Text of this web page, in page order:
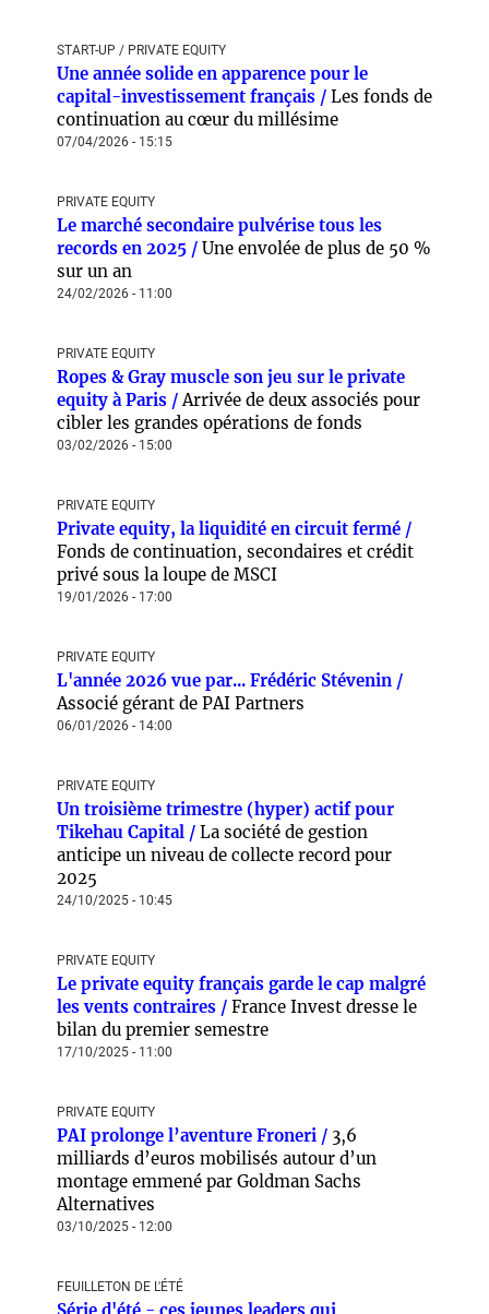
START-UP / PRIVATE EQUITY
Une année solide en apparence pour le
capital-investissement français / Les fonds de
continuation au cœur du millésime
07/04/2026 - 15:15
PRIVATE EQUITY
Le marché secondaire pulvérise tous les
records en 2025 / Une envolée de plus de 50 %
sur un an
24/02/2026 - 11:00
PRIVATE EQUITY
Ropes & Gray muscle son jeu sur le private
equity à Paris /Arrivée de deux associés pour
cibler les grandes opérations de fonds
03/02/2026 - 15:00
PRIVATE EQUITY
Private equity, la liquidité en circuit fermé /
Fonds de continuation, secondaires et crédit
privé sous la loupe de MSCI
19/01/2026 - 17:00
PRIVATE EQUITY
L'année 2026 vue par... Frédéric Stévenin /
Associé gérant de PAI Partners
06/01/2026 - 14:00
PRIVATE EQUITY
Un troisième trimestre (hyper) actif pour
Tikehau Capital / La société de gestion
anticipe un niveau de collecte record pour
2025
24/10/2025 - 10:45
PRIVATE EQUITY
Le private equity français garde le cap malgré
les vents contraires / France Invest dresse le
bilan du premier semestre
17/10/2025 - 11:00
PRIVATE EQUITY
PAI prolonge l’aventure Froneri / 3,6
milliards d’euros mobilisés autour d’un
montage emmené par Goldman Sachs
Alternatives
03/10/2025 - 12:00
FEUILLETON DE L'ÉTÉ